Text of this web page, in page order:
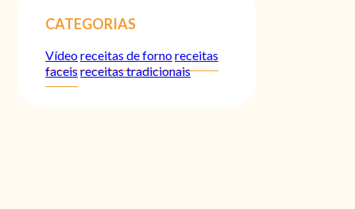
CATEGORIAS
Vídeoreceitas de fornoreceitas
faceisreceitas tradicionais